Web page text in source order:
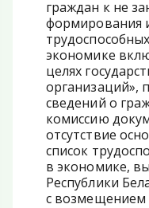
граждан к не
формирования
экономике
целях
организаций»,
сведений о
комиссию
отсутствие
список
в экономике,
Республики
с возмещением